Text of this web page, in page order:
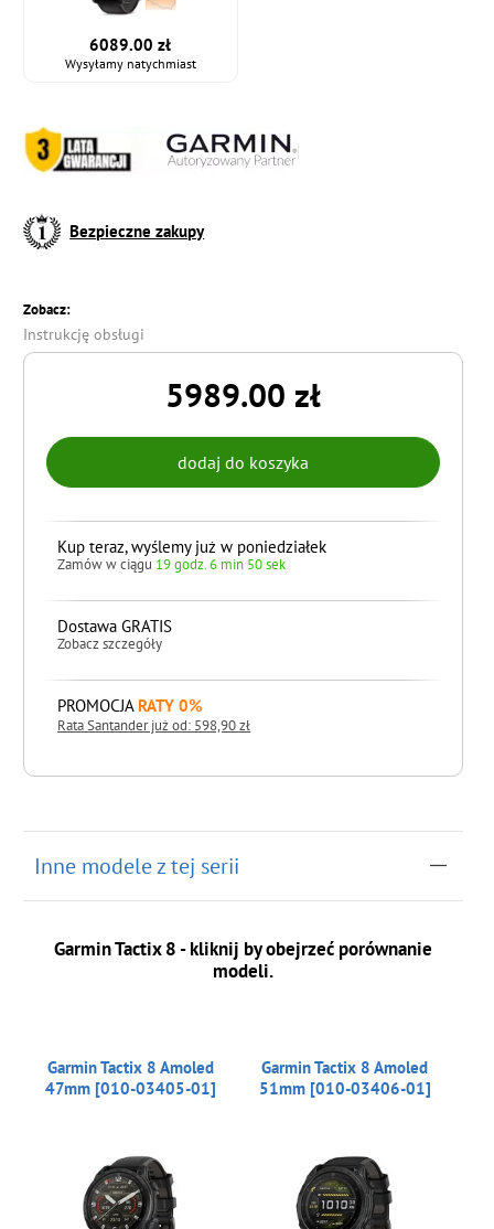
6089.00 zł
Wysyłamy natychmiast
Bezpieczne zakupy
Zobacz:
Instrukcję obsługi
5989.00 zł
Kup teraz, wyślemy już w poniedziałek
Zamów w ciągu 19 godz. 6 min 49 sek
Dostawa GRATIS
Zobacz szczegóły
PROMOCJA RATY 0%
Rata Santander już od: 598,90 zł
Inne modele z tej serii
Garmin Tactix 8 - kliknij by obejrzeć porównanie
modeli.
Garmin Tactix 8 Amoled
47mm [010-03405-01]
Garmin Tactix 8 Amoled
51mm [010-03406-01]